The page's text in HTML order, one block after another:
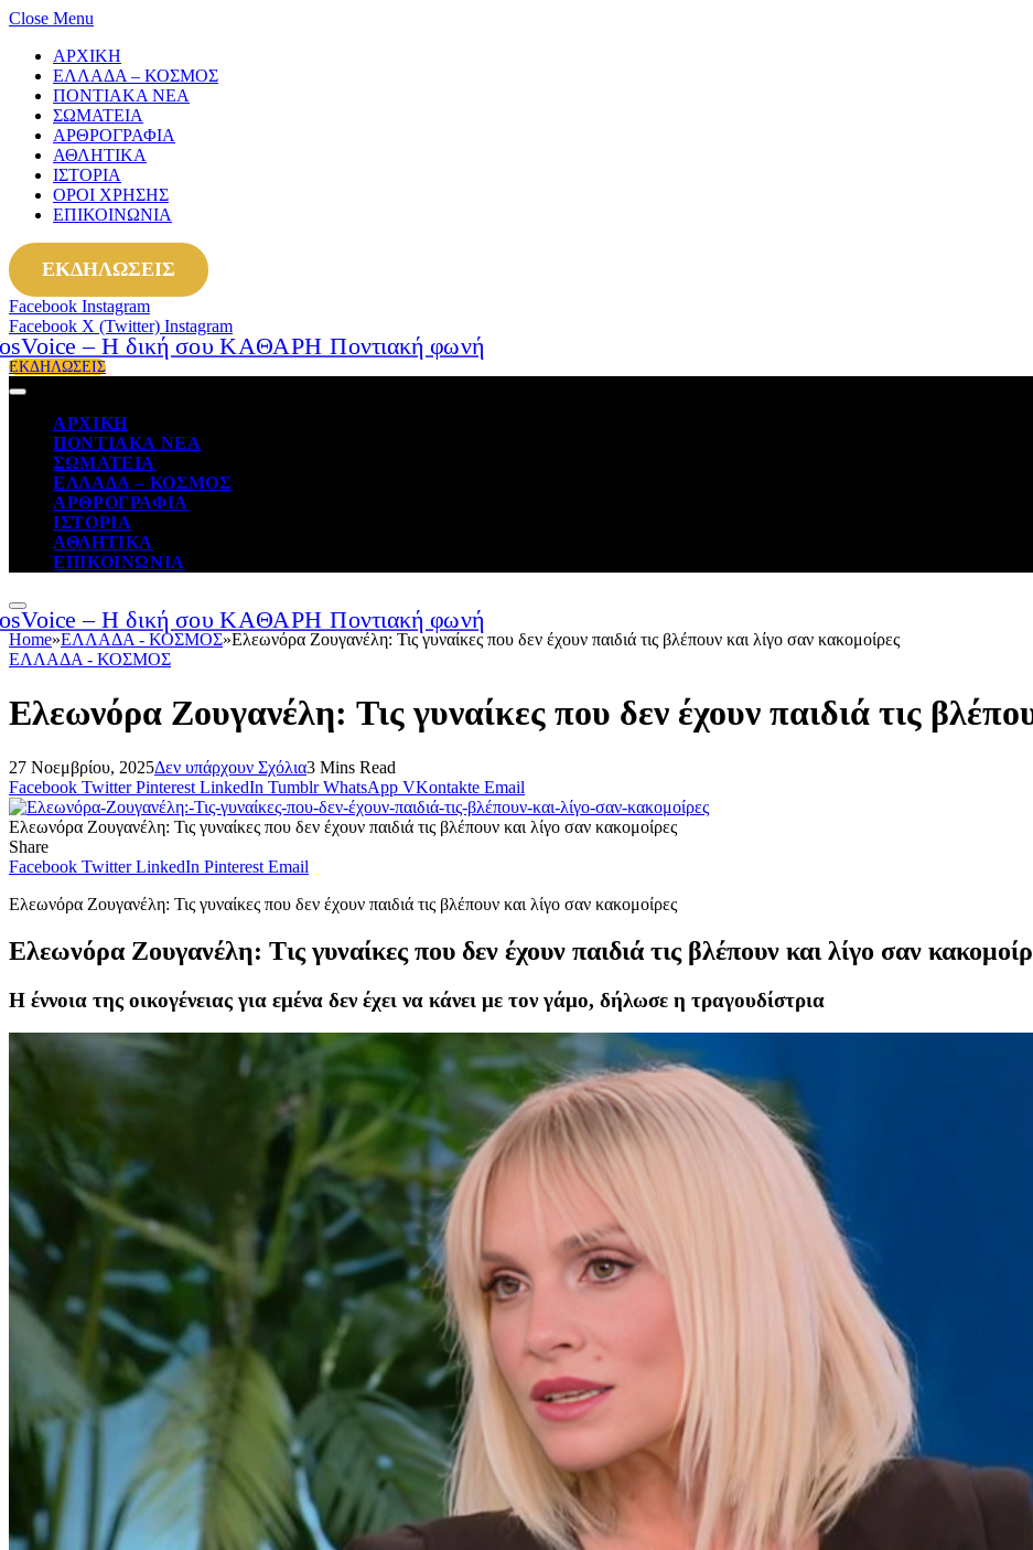
Close Menu
ΑΡΧΙΚΗ
ΕΛΛΑΔΑ – ΚΟΣΜΟΣ
ΠΟΝΤΙΑΚΑ ΝΕΑ
ΣΩΜΑΤΕΙΑ
ΑΡΘΡΟΓΡΑΦΙΑ
ΑΘΛΗΤΙΚΑ
ΙΣΤΟΡΙΑ
ΟΡΟΙ ΧΡΗΣΗΣ
ΕΠΙΚΟΙΝΩΝΙΑ
ΕΚΔΗΛΩΣΕΙΣ
Facebook Instagram
Facebook X (Twitter) Instagram
ΕΚΔΗΛΩΣΕΙΣ
ΑΡΧΙΚΗ
ΠΟΝΤΙΑΚΑ ΝΕΑ
ΣΩΜΑΤΕΙΑ
ΕΛΛΑΔΑ – ΚΟΣΜΟΣ
ΑΡΘΡΟΓΡΑΦΙΑ
ΙΣΤΟΡΙΑ
ΑΘΛΗΤΙΚΑ
ΕΠΙΚΟΙΝΩΝΙΑ
Home»ΕΛΛΑΔΑ - ΚΟΣΜΟΣ»Ελεωνόρα Ζουγανέλη: Τις γυναίκες που δεν έχουν παιδιά τις βλέπουν και λίγο σαν κακομοίρες
ΕΛΛΑΔΑ - ΚΟΣΜΟΣ
Ελεωνόρα Ζουγανέλη: Τις γυναίκες που δεν έχουν παιδιά τις
27 Νοεμβρίου, 2025Δεν υπάρχουν Σχόλια3 Mins Read
Facebook Twitter Pinterest LinkedIn Tumblr WhatsApp VKontakte Email
Ελεωνόρα Ζουγανέλη: Τις γυναίκες που δεν έχουν παιδιά τις βλέπουν και λίγο σαν κακομοίρες
Share
Facebook Twitter LinkedIn Pinterest Email
Ελεωνόρα Ζουγανέλη: Τις γυναίκες που δεν έχουν παιδιά τις βλέπουν και λίγο σαν κακομοίρες
Ελεωνόρα Ζουγανέλη: Τις γυναίκες που δεν έχουν παιδιά τις βλέπουν και λίγο σαν
Η έννοια της οικογένειας για εμένα δεν έχει να κάνει με τον γάμο, δήλωσε η τραγουδίστρια